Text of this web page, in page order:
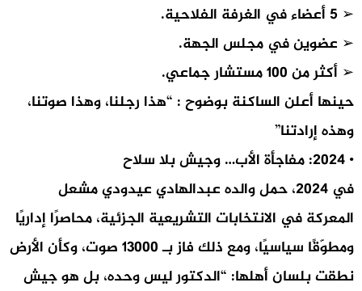
➢ 5 أعضاء في الغرفة الفلاحية.
➢ عضوين في مجلس الجهة.
➢ أكثر من 100 مستشار جماعي.
حينها أعلن الساكنة بوضوح : “هذا رجلنا، وهذا صوتنا،
وهذه إرادتنا”
• 2024: مفاجأة الأب… وجيش بلا سلاح
في 2024، حمل والده عبدالهادي عيدودي مشعل
المعركة في الانتخابات التشريعية الجزئية، محاصرًا إداريًا
ومطوّقًا سياسيًا، ومع ذلك فاز بـ 13000 صوت، وكأن الأرض
نطقت بلسان أهلها: “الدكتور ليس وحده، بل هو جيش